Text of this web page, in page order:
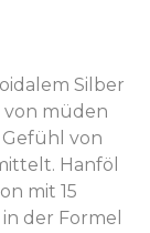
Silber
von müden
von
Hanföl
mit 15
der Formel